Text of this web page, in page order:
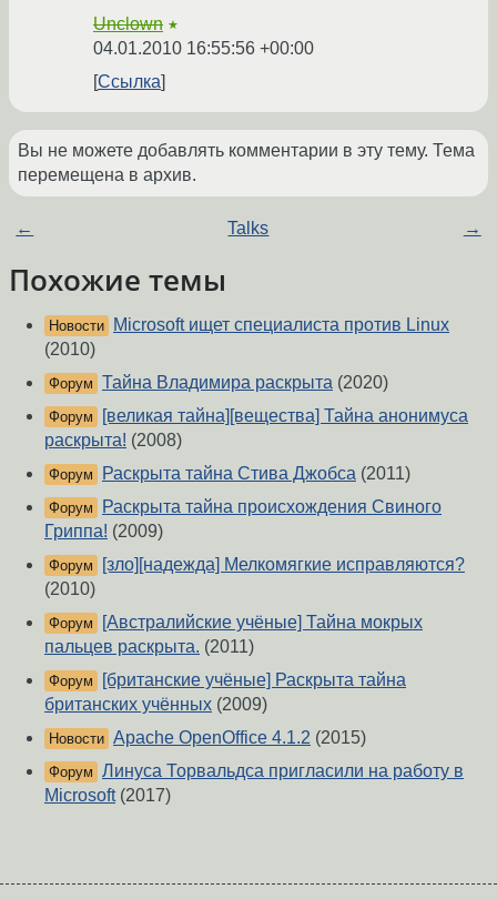
Unclown ★
04.01.2010 16:55:56 +00:00
Ссылка
Вы не можете добавлять комментарии в эту тему. Тема
перемещена в архив.
← Talks →
Похожие темы
Новости
Microsoft ищет специалиста против Linux
(2010)
Форум Тайна Владимира раскрыта (2020)
Форум
[великая тайна][вещества] Тайна анонимуса
раскрыта! (2008)
Форум Раскрыта тайна Стива Джобса (2011)
Форум
Раскрыта тайна происхождения Свиного
Гриппа! (2009)
Форум
[зло][надежда] Мелкомягкие исправляются?
(2010)
Форум
[Австралийские учёные] Тайна мокрых
пальцев раскрыта. (2011)
Форум
[британские учёные] Раскрыта тайна
британских учённых (2009)
Новости Apache OpenOffice 4.1.2 (2015)
Форум Линуса Торвальдса пригласили на работу в
Microsoft(2017)